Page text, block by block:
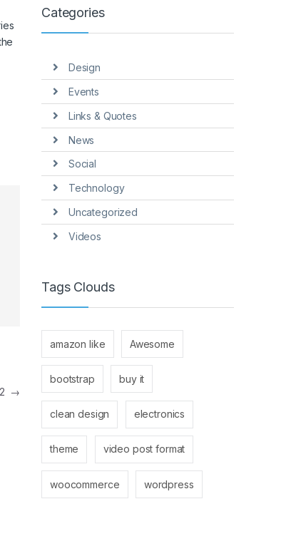
→
Categories
Design
Events
Links & Quotes
News
Social
Technology
Uncategorized
Videos
Tags Clouds
amazon like Awesome
bootstrap buy it
clean design electronics
theme video post format
woocommerce wordpress